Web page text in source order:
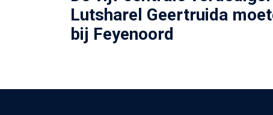
Lutsharel Geertruida
bij Feyenoord